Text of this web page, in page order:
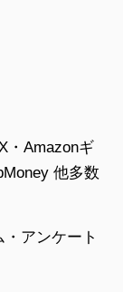
・Amazonギ
他多数
アンケート